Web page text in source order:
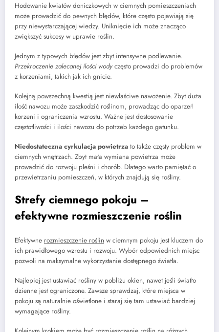
Hodowanie kwiatów doniczkowych w ciemnych pomieszczeniach
może prowadzić do pewnych błędów, które często pojawiają się
przy niewystarczającej wiedzy. Uniknięcie ich może znacząco
zwiększyć sukcesy w uprawie roślin.
Jednym z typowych błędów jest zbyt intensywne podlewanie.
Przekroczenie zalecanej ilości wody często prowadzi do problemów
z korzeniami, takich jak ich gnicie.
Kolejną powszechną kwestią jest niewłaściwe nawożenie. Zbyt duża
ilość nawozu może zaszkodzić roślinom, prowadząc do oparzeń
korzeni i ograniczenia wzrostu. Ważne jest dostosowanie
częstotliwości i ilości nawozu do potrzeb każdego gatunku.
Niedostateczna cyrkulacja powietrza to także częsty problem w
ciemnych wnętrzach. Zbyt mała wymiana powietrza może
prowadzić do rozwoju pleśni i chorób. Dlatego warto pamiętać o
przewietrzaniu pomieszczeń, w których znajdują się rośliny.
Strefy ciemnego pokoju –
efektywne rozmieszczenie roślin
Efektywne rozmieszczenie roślin w ciemnym pokoju jest kluczem do
ich prawidłowego wzrostu i rozwoju. Wybór odpowiednich miejsc
pozwoli na maksymalne wykorzystanie dostępnego światła.
Najlepiej jest ustawiać rośliny w pobliżu okien, nawet jeśli światło
dzienne jest ograniczone. Zawsze sprawdzaj, które miejsca w
pokoju są naturalnie oświetlone i staraj się tam ustawiać bardziej
wymagające rośliny.